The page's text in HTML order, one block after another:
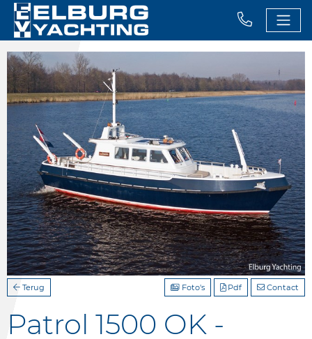
Terug Contact
Pdf
Foto's
Patrol 1500 OK -